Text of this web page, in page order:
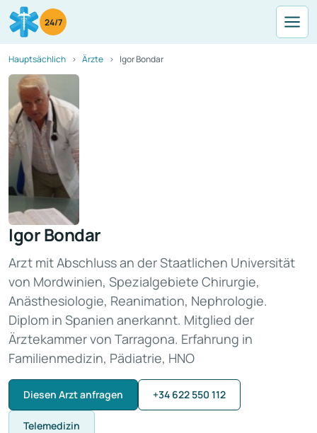
24/7
Hauptsächlich Ärzte Igor Bondar
Igor Bondar
Arzt mit Abschluss an der Staatlichen Universität
von Mordwinien, Spezialgebiete Chirurgie,
Anästhesiologie, Reanimation, Nephrologie.
Diplom in Spanien anerkannt. Mitglied der
Ärztekammer von Tarragona. Erfahrung in
Familienmedizin, Pädiatrie, HNO
Diesen Arzt anfragen +34 622 550 112
Telemedizin